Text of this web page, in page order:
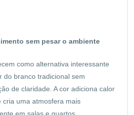
sem pesar o ambiente
como alternativa interessante
do branco tradicional sem
de claridade. A cor adiciona calor
cria uma atmosfera mais